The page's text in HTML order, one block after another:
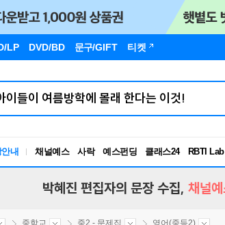
LP DVD/BD 문구/GIFT 티켓
내 채널예스 사락 예스펀딩 클래스24
독서유형
박혜진 편집자의 문장 수집, 채널
중학교 중2 - 문제집 영어(중등2)